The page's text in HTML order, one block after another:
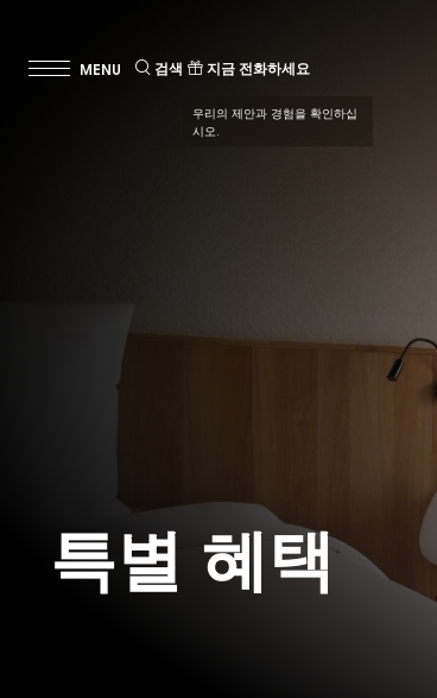
검색 지금 전화하세요
우리의 제안과 경험을 확인하십
시오.
특별 혜택